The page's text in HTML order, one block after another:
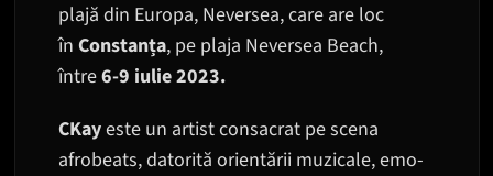
plajă din Europa, Neversea, care are loc
în Constanța, pe plaja Neversea Beach,
între6-9 iulie 2023.
CKayeste un artist consacrat pe scena
afrobeats, datorită orientării muzicale, emo-